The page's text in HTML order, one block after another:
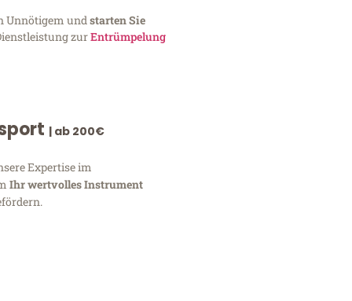
Unnötigem und starten Sie
zurEntrümpelung
| ab 200€
Expertise im
Ihr wertvolles Instrument